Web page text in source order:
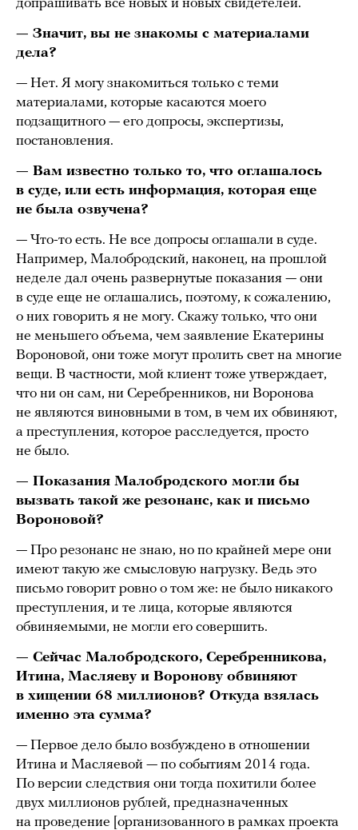
допрашивать все новых и новых свидетелей.
— Значит, вы не знакомы с материалами
дела?
— Нет. Я могу знакомиться только с теми
материалами, которые касаются моего
подзащитного — его допросы, экспертизы,
постановления.
— Вам известно только то, что оглашалось
в суде, или есть информация, которая еще
не была озвучена?
— Что-то есть. Не все допросы оглашали в суде.
Например, Малобродский, наконец, на прошлой
неделе дал очень развернутые показания — они
в суде еще не оглашались, поэтому, к сожалению,
о них говорить я не могу. Скажу только, что они
не меньшего объема, чем заявление Екатерины
Вороновой, они тоже могут пролить свет на многие
вещи. В частности, мой клиент тоже утверждает,
что ни он сам, ни Серебренников, ни Воронова
не являются виновными в том, в чем их обвиняют,
а преступления, которое расследуется, просто
не было.
— Показания Малобродского могли бы
вызвать такой же резонанс, как и письмо
Вороновой?
— Про резонанс не знаю, но по крайней мере они
имеют такую же смысловую нагрузку. Ведь это
письмо говорит ровно о том же: не было никакого
преступления, и те лица, которые являются
обвиняемыми, не могли его совершить.
— Сейчас Малобродского, Серебренникова,
Итина, Масляеву и Воронову обвиняют
в хищении 68 миллионов? Откуда взялась
именно эта сумма?
— Первое дело было возбуждено в отношении
Итина и Масляевой — по событиям 2014 года.
По версии следствия они тогда похитили более
двух миллионов рублей, предназначенных
на проведение [организованного в рамках проекта